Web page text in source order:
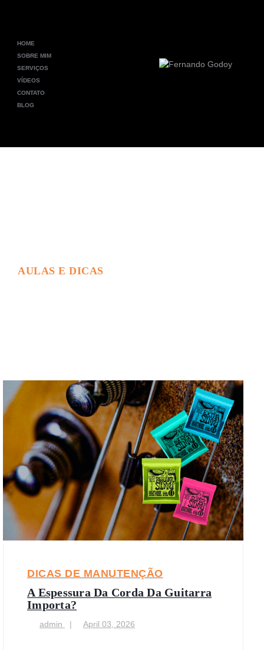
HOME
SOBRE MIM
SERVIÇOS
VÍDEOS
CONTATO
BLOG
AULAS E DICAS
DICAS DE MANUTENÇÃO
A Espessura Da Corda Da Guitarra
Importa?
admin April 03, 2026